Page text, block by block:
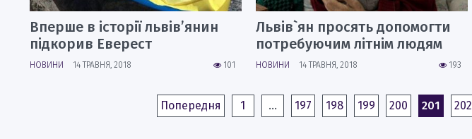
Вперше в історії львів’янин
підкорив Еверест
101
НОВИНИ 14 ТРАВНЯ, 2018
Львів`ян просять допомогти
потребуючим літнім людям
193
НОВИНИ 14 ТРАВНЯ, 2018
Попередня 1 … 197 198 199 200 201 202